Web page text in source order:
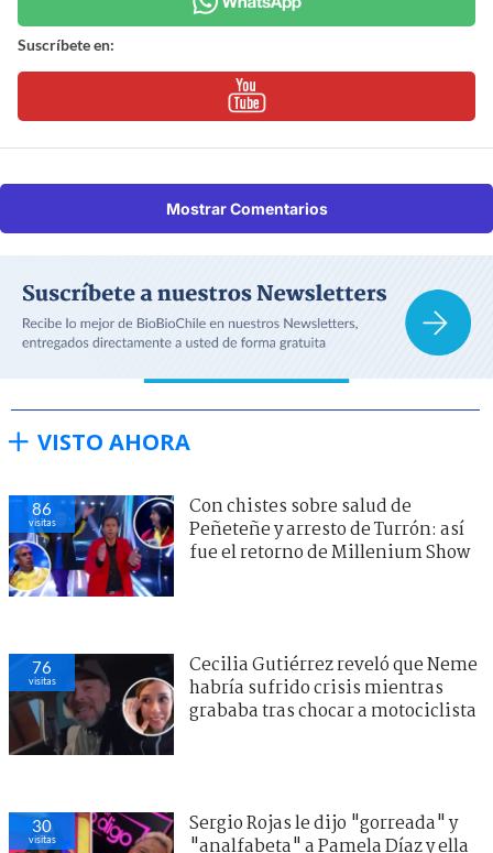
Suscríbete en:
Mostrar Comentarios
VISTO AHORA
86
visitas
Con chistes sobre salud de
Peñeteñe y arresto de Turrón: así
fue el retorno de Millenium Show
76
visitas
Cecilia Gutiérrez reveló que Neme
habría sufrido crisis mientras
grababa tras chocar a motociclista
30
visitas
Sergio Rojas le dijo "gorreada" y
"analfabeta" a Pamela Díaz y ella